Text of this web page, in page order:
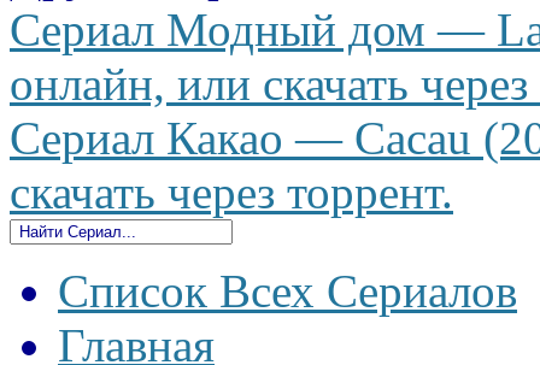
Сериал Модный дом — La
онлайн, или скачать
Сериал Какао — Cacau
скачать через торрент.
Список Всех Сериалов
Главная